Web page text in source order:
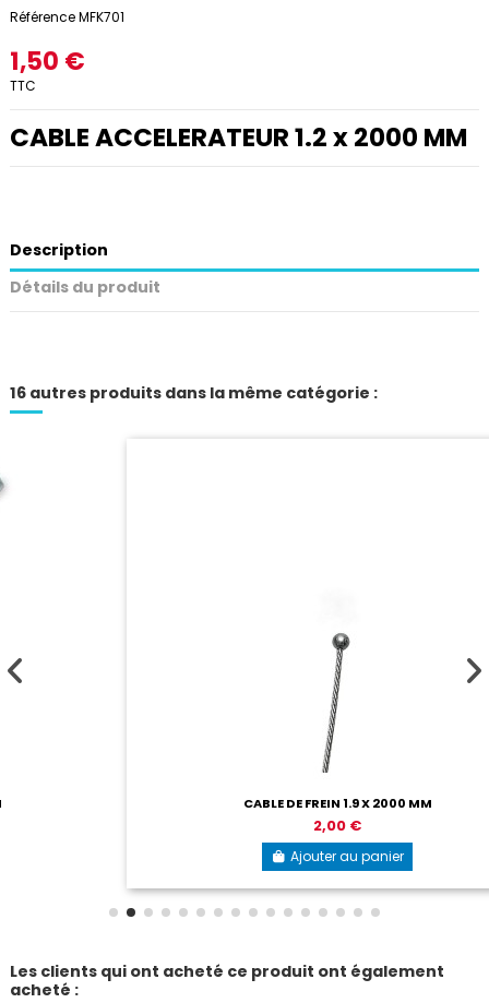
RéférenceMFK701
1,50 €
TTC
CABLE ACCELERATEUR 1.2 x 2000 MM
Description
Détails du produit
16 autres produits dans la même catégorie :
CABLE DE FREIN 1.9 X 2000 MM
Ajouter au panier
Les clients qui ont acheté ce produit ont également
acheté :